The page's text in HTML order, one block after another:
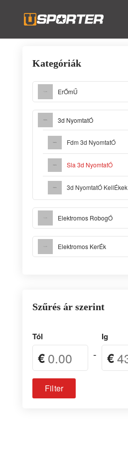
Kategóriák
ErŐmŰ
3d NyomtatÓ
Fdm 3d NyomtatÓ
Sla 3d NyomtatÓ
3d NyomtatÓ KellÉkek
Elektromos RobogÓ
Elektromos KerÉk
Szűrés ár szerint
Tól
€ -
Ig
€
Filter